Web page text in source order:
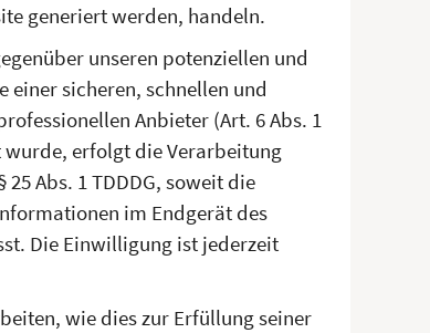
generiert werden, handeln.
unseren potenziellen und
einer sicheren, schnellen und
Anbieter (Art. 6 Abs. 1
wurde, erfolgt die Verarbeitung
Abs. 1 TDDDG, soweit die
im Endgerät des
Die Einwilligung ist jederzeit
wie dies zur Erfüllung seiner